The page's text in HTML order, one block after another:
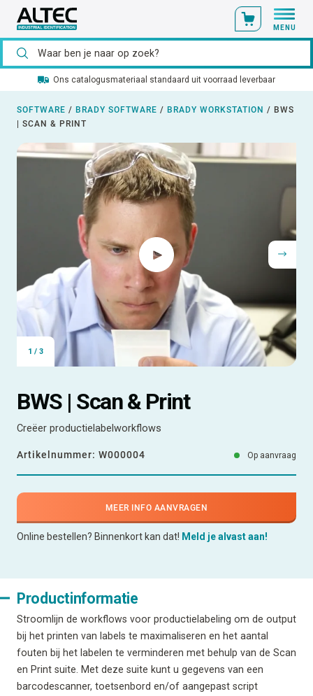
MENU
Ons catalogusmateriaal standaard uit voorraad leverbaar
SOFTWARE / BRADY SOFTWARE / BRADY WORKSTATION / BWS
| SCAN & PRINT
1 / 3
BWS | Scan & Print
Creëer productielabelworkflows
Artikelnummer: W000004 Op aanvraag
MEER INFO AANVRAGEN
Online bestellen? Binnenkort kan dat! Meld je alvast aan!
Productinformatie
Stroomlijn de workflows voor productielabeling om de output
bij het printen van labels te maximaliseren en het aantal
fouten bij het labelen te verminderen met behulp van de Scan
en Print suite. Met deze suite kunt u gegevens van een
barcodescanner, toetsenbord en/of aangepast script